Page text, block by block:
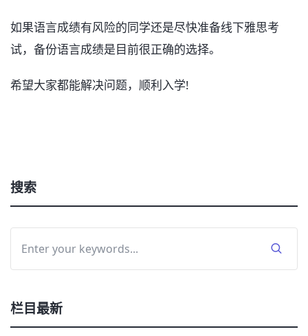
如果语言成绩有风险的同学还是尽快准备线下雅思考
试，备份语言成绩是目前很正确的选择。
希望大家都能解决问题，顺利入学!
搜索
栏目最新